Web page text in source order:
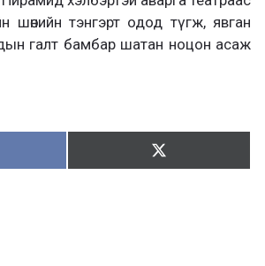
шөнийн тэнгэрт одод түгж, явган
галт бамбар шатан ноцон асаж
Түгээх:
Т
ү